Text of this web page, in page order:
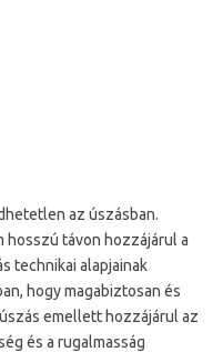
az úszásban.
hosszú távon hozzájárul a
technikai alapjainak
hogy magabiztosan és
emellett hozzájárul az
és a rugalmasság